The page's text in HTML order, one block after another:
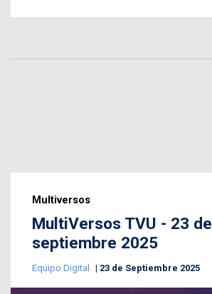
Multiversos
MultiVersos TVU - 23 de
septiembre 2025
Equipo Digital 23 de Septiembre 2025